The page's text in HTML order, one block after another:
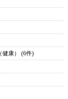
健康） (6件)